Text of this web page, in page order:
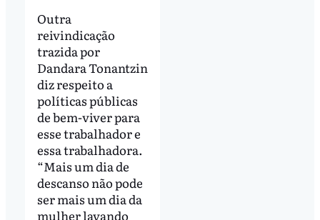
Outra
reivindicação
trazida por
Dandara Tonantzin
diz respeito a
políticas públicas
de bem-viver para
esse trabalhador e
essa trabalhadora.
“Mais um dia de
descanso não pode
ser mais um dia da
mulher lavando